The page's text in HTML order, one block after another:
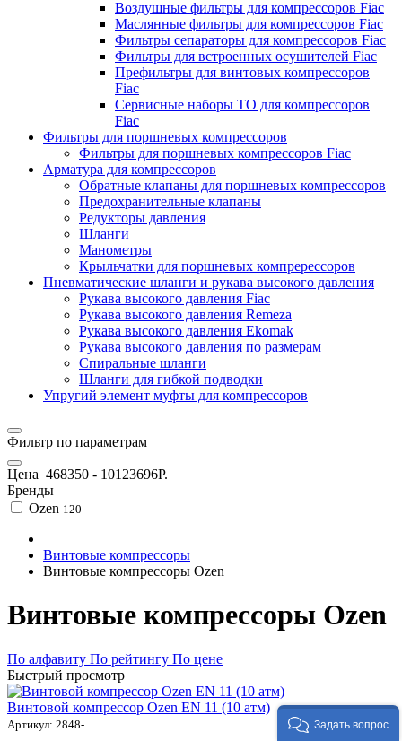
Воздушные фильтры для компрессоров Fiac
Маслянные фильтры для компрессоров Fiac
Фильтры сепараторы для компрессоров Fiac
Фильтры для встроенных осушителей Fiac
Префильтры для винтовых компрессоров
Fiac
Сервисные наборы ТО для компрессоров
Fiac
Фильтры для поршневых компрессоров
Фильтры для поршневых компрессоров Fiac
Арматура для компрессоров
Обратные клапаны для поршневых компрессоров
Предохранительные клапаны
Редукторы давления
Шланги
Манометры
Крыльчатки для поршневых компререссоров
Пневматические шланги и рукава высокого давления
Рукава высокого давления Fiac
Рукава высокого давления Remeza
Рукава высокого давления Ekomak
Рукава высокого давления по размерам
Спиральные шланги
Шланги для гибкой подводки
Упругий элемент муфты для компрессоров
Фильтр по параметрам
Цена 468350 - 10123696Р.
Бренды
Ozen 120
Винтовые компрессоры
Винтовые компрессоры Ozen
Винтовые компрессоры Ozen
По алфавиту По рейтингу По цене
Быстрый просмотр
Винтовой компрессор Ozen EN 11 (10 атм)
Артикул: 2848- Задать вопрос